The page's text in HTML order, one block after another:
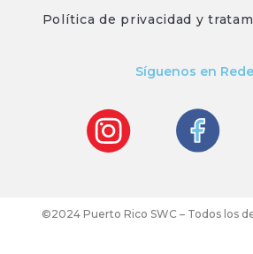
Política de privacidad y
Síguenos en
©2024 Puerto Rico SWC – Todos los